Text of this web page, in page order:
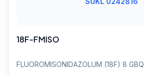
18F-FMISO
FLUOROMISONIDAZOLUM (18F) 8 GBQ